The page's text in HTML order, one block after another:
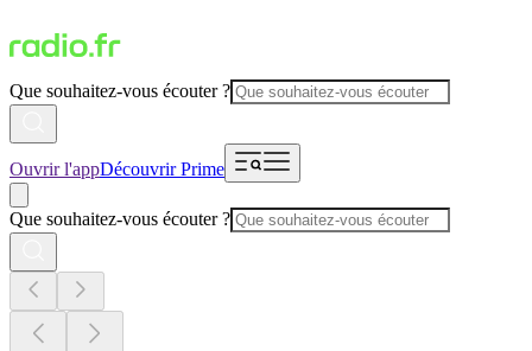
Que souhaitez-vous écouter ?
Ouvrir l'appDécouvrir Prime
Que souhaitez-vous écouter ?